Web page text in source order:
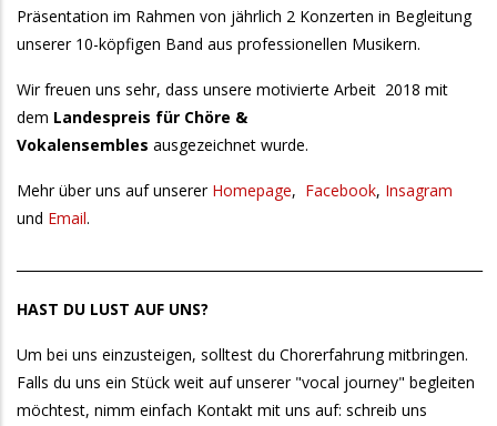
Präsentation im Rahmen von jährlich 2 Konzerten in Begleitung
unserer 10-köpfigen Band aus professionellen Musikern.
Wir freuen uns sehr, dass unsere motivierte Arbeit 2018 mit
dem Landespreis für Chöre &
Vokalensembles ausgezeichnet wurde.
Mehr über uns auf unserer Homepage, Facebook, Insagram
und Email.
HAST DU LUST AUF UNS?
Um bei uns einzusteigen, solltest du Chorerfahrung mitbringen.
Falls du uns ein Stück weit auf unserer "vocal journey" begleiten
möchtest, nimm einfach Kontakt mit uns auf: schreib uns